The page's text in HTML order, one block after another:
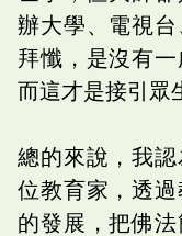
辦大學、電視
拜懺，是沒有
而這才是接引眾
總的來說，我
位教育家，透
的發展，把佛